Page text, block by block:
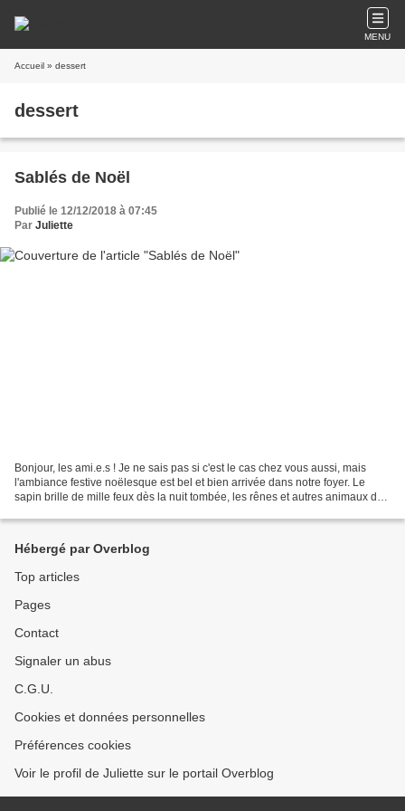
MENU
Accueil » dessert
dessert
Sablés de Noël
Publié le 12/12/2018 à 07:45
Par Juliette
Bonjour, les ami.e.s ! Je ne sais pas si c'est le cas chez vous aussi, mais
l'ambiance festive noëlesque est bel et bien arrivée dans notre foyer. Le
sapin brille de mille feux dès la nuit tombée, les rênes et autres animaux du
Hébergé par Overblog
Top articles
Pages
Contact
Signaler un abus
C.G.U.
Cookies et données personnelles
Préférences cookies
Voir le profil de Juliette sur le portail Overblog